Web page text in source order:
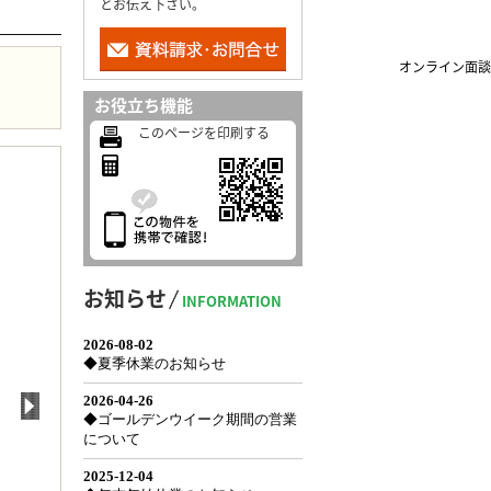
とお伝え下さい。
お役立ち機能
このページを印刷する
お知らせ INFORMATION
オンライン面談